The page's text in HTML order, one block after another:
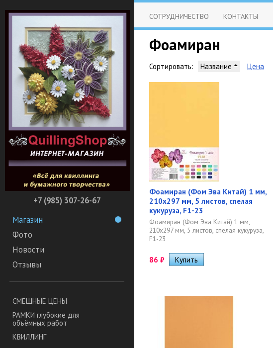
+7 (985) 307-26-67
Магазин
Фото
Новости
Отзывы
СМЕШНЫЕ ЦЕНЫ
РАМКИ глубокие для
объёмных работ
КВИЛЛИНГ
СОТРУДНИЧЕСТВО КОНТАКТЫ
Фоамиран
Сортировать: Название Цена
Фоамиран (Фом Эва Китай) 1 мм,
210х297 мм, 5 листов, спелая
кукуруза, F1-23
Фоамиран (Фом Эва Китай) 1 мм,
210х297 мм, 5 листов, спелая кукуруза,
F1-23
86 ₽